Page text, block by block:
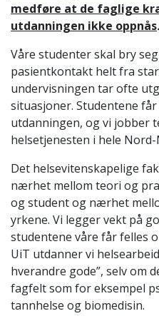
medføre at de faglige
utdanningen ikke oppnås.
Våre studenter skal bry
pasientkontakt helt fra
undervisningen tar ofte
situasjoner. Studentene
utdanningen, og vi jobber
helsetjenesten i hele
Det helsevitenskapelige
nærhet mellom teori og
og student og nærhet
yrkene. Vi legger vekt på
studentene våre får felles
UiT utdanner vi
hverandre gode”, selv om
fagfelt som for eksempel
tannhelse og biomedisin.